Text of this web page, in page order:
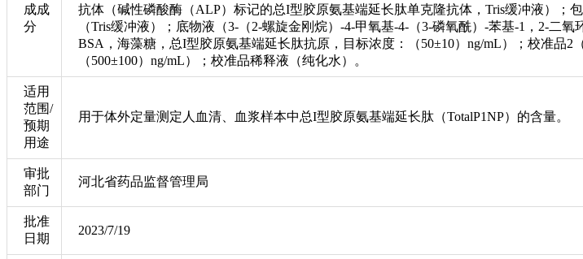
成成
分
抗体（碱性磷酸酶（ALP）标记的总I型胶原氨基端延长肽单克隆抗体，Tris缓冲液）
（Tris缓冲液）；底物液（3-（2-螺旋金刚烷）-4-甲氧基-4-（3-磷氧酰）-苯基-1，2-二
BSA，海藻糖，总I型胶原氨基端延长肽抗原，目标浓度：（50±10）ng/mL）；校准品
（500±100）ng/mL）；校准品稀释液（纯化水）。
适用
范围/
预期
用途
用于体外定量测定人血清、血浆样本中总I型胶原氨基端延长肽（TotalP1NP）的含量。
审批
部门
河北省药品监督管理局
批准
日期
2023/7/19